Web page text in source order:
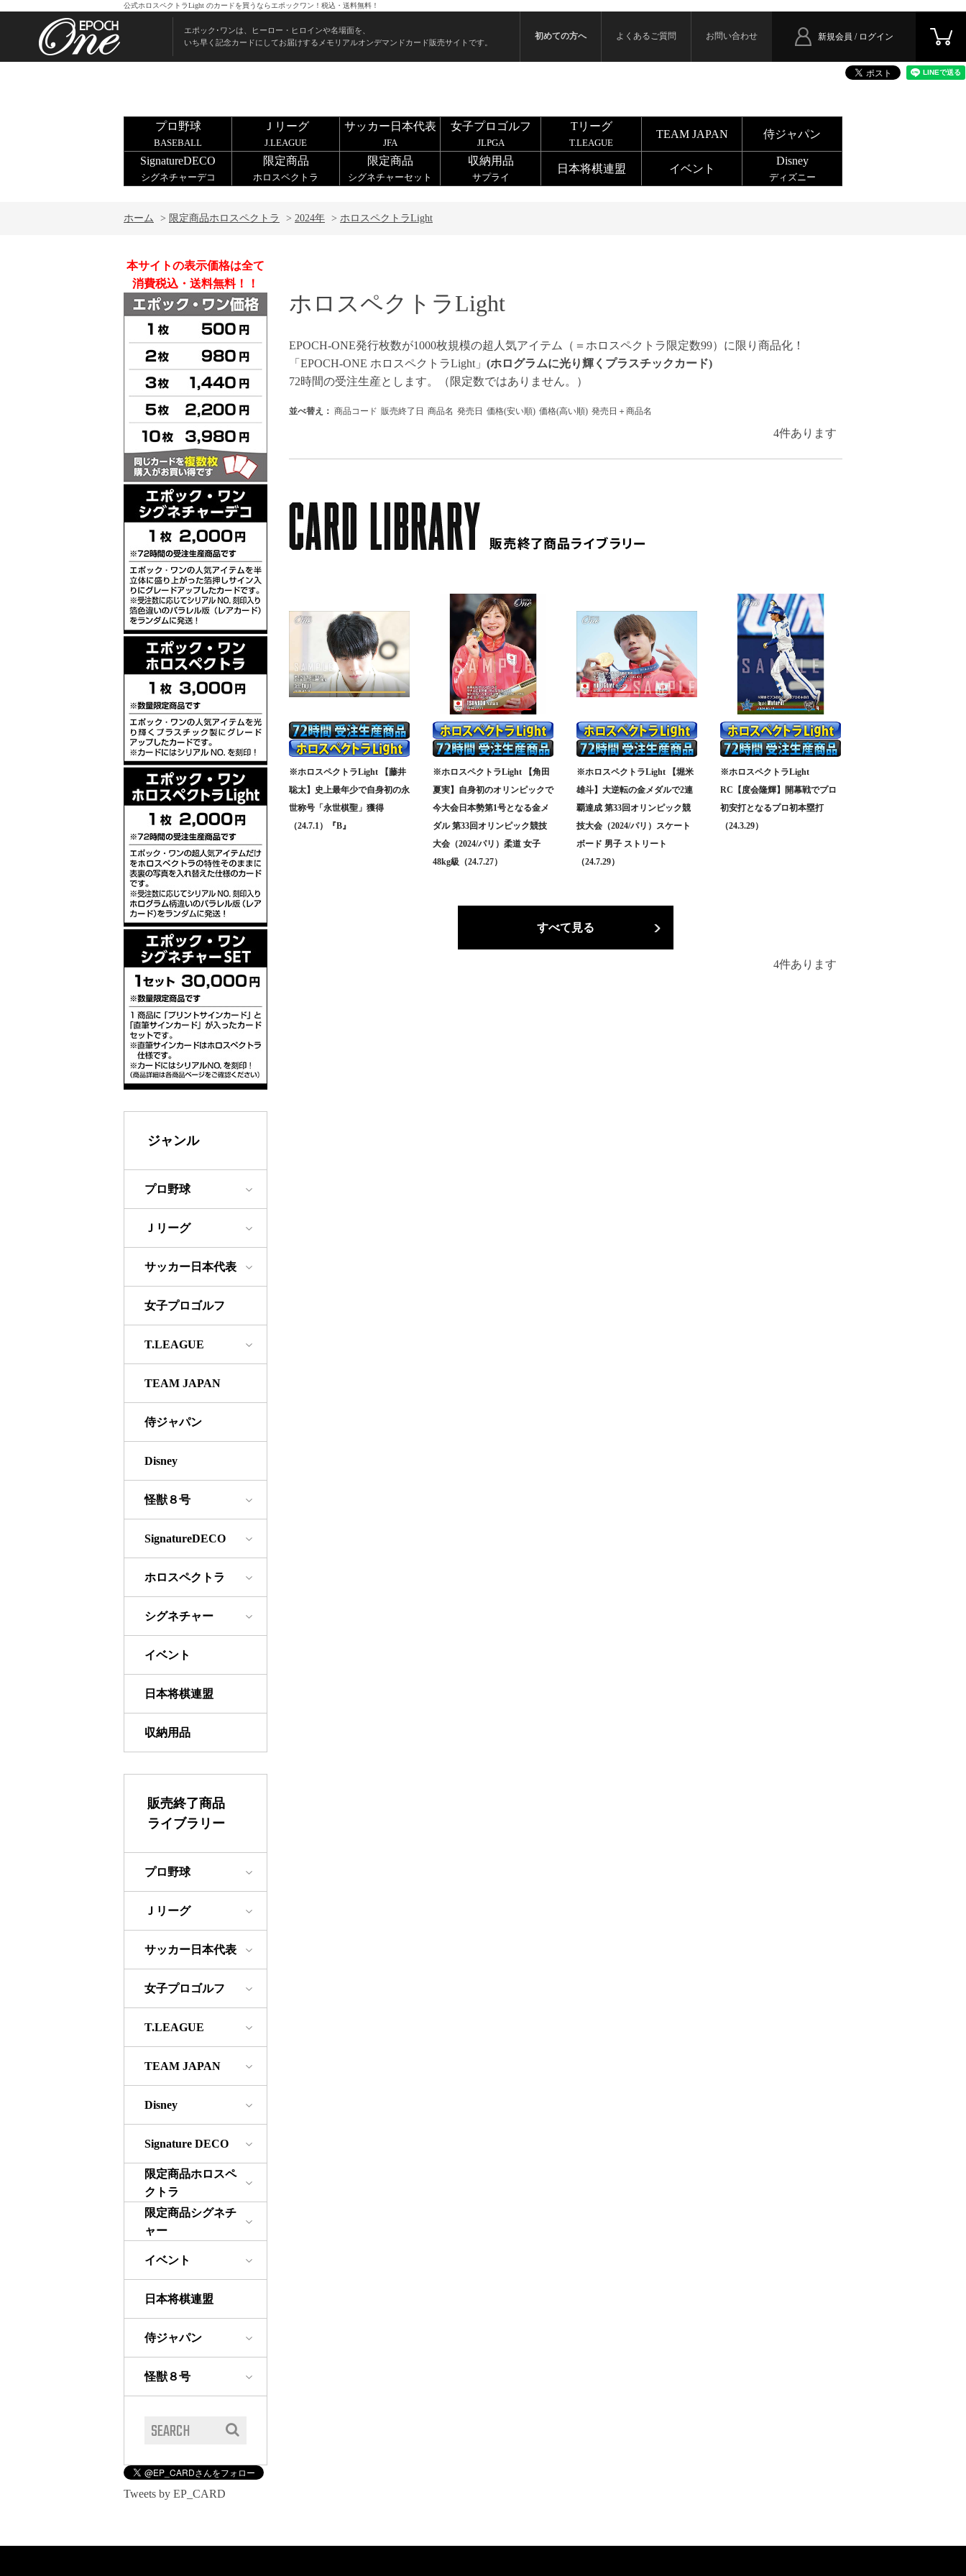
公式ホロスペクトラLight のカードを買うならエポックワン！税込・送料無料！
エポック･ワンは、ヒーロー・ヒロインや名場面を、
いち早く記念カードにしてお届けするメモリアルオンデマンドカード販売サイトです。
新規会員 / ログイン
初めての方へ よくあるご質問 お問い合わせ
プロ野球
BASEBALL
Ｊリーグ
J.LEAGUE
サッカー日本代表
JFA
女子プロゴルフ
JLPGA
Tリーグ
T.LEAGUE
TEAM JAPAN 侍ジャパン
SignatureDECO
シグネチャーデコ
限定商品
ホロスペクトラ
限定商品
シグネチャーセット
収納用品
サプライ
日本将棋連盟 イベント
Disney
ディズニー
ホーム > 限定商品ホロスペクトラ > 2024年 > ホロスペクトラLight
本サイトの表示価格は全て
消費税込・送料無料！！
ジャンル
プロ野球
Ｊリーグ
サッカー日本代表
女子プロゴルフ
T.LEAGUE
TEAM JAPAN
侍ジャパン
Disney
怪獣８号
SignatureDECO
ホロスペクトラ
シグネチャー
イベント
日本将棋連盟
収納用品
販売終了商品
ライブラリー
プロ野球
Ｊリーグ
サッカー日本代表
女子プロゴルフ
T.LEAGUE
TEAM JAPAN
Disney
Signature DECO
限定商品ホロスペ
クトラ
限定商品シグネチ
ャー
イベント
日本将棋連盟
侍ジャパン
怪獣８号
Tweets by EP_CARD
ホロスペクトラLight
EPOCH-ONE発行枚数が1000枚規模の超人気アイテム（＝ホロスペクトラ限定数99）に限り商品化！
「EPOCH-ONE ホロスペクトラLight」 (ホログラムに光り輝くプラスチックカード)
72時間の受注生産とします。（限定数ではありません。）
並べ替え： 商品コード 販売終了日 商品名 発売日 価格(安い順) 価格(高い順) 発売日＋商品名
4件あります
※ホロスペクトラLight 【藤井
聡太】史上最年少で自身初の永
世称号「永世棋聖」獲得
（24.7.1）『B』
※ホロスペクトラLight 【角田
夏実】自身初のオリンピックで
今大会日本勢第1号となる金メ
ダル 第33回オリンピック競技
大会（2024/パリ）柔道 女子
48kg級（24.7.27）
※ホロスペクトラLight 【堀米
雄斗】大逆転の金メダルで2連
覇達成 第33回オリンピック競
技大会（2024/パリ）スケート
ボード 男子 ストリート
（24.7.29）
※ホロスペクトラLight
RC【度会隆輝】開幕戦でプロ
初安打となるプロ初本塁打
（24.3.29）
すべて見る
4件あります